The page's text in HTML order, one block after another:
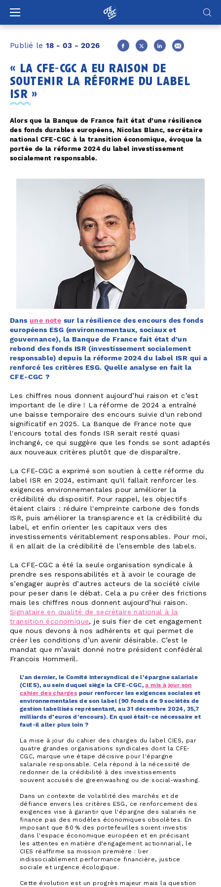
Publié le 18 - 03 - 2026
« la cfe-cgc a eu raison de
soutenir la réforme du label
isr »
Alors que la Banque de France fait état d’une résilience
des fonds durables européens, Nicolas Blanc, secrétaire
national CFE-CGC à la transition économique, évoque la
portée de la réforme 2024 du label investissement
socialement responsable.
Dans une note sur la résilience des encours des fonds
européens ESG (environnementaux, sociaux et
gouvernance), la Banque de France fait état d’un
rebond des fonds ISR (investissement socialement
responsable) depuis la réforme 2024 du label ISR qui a
renforcé les critères ESG. Quelle analyse en fait la
CFE-CGC ?
Les chiffres nous donnent aujourd’hui raison et c’est
important de le dire ! La réforme de 2024 a entraîné
une baisse temporaire des encours suivie d'un rebond
significatif en 2025. La Banque de France note que
l'encours total des fonds ISR serait resté quasi
inchangé, ce qui suggère que les fonds se sont adaptés
aux nouveaux critères plutôt que de disparaître.
La CFE-CGC a exprimé son soutien à cette réforme du
label ISR en 2024, estimant qu'il fallait renforcer les
exigences environnementales pour améliorer la
crédibilité du dispositif. Pour rappel, les objectifs
étaient clairs : réduire l'empreinte carbone des fonds
ISR, puis améliorer la transparence et la crédibilité du
label, et enfin orienter les capitaux vers des
investissements véritablement responsables. Pour moi,
il en allait de la crédibilité de l’ensemble des labels.
La CFE-CGC a été la seule organisation syndicale à
prendre ses responsabilités et à avoir le courage de
s’engager auprès d’autres acteurs de la société civile
pour peser dans le débat. Cela a pu créer des frictions
mais les chiffres nous donnent aujourd’hui raison.
Signataire en qualité de secrétaire national à la
transition économique, je suis fier de cet engagement
que nous devons à nos adhérents et qui permet de
créer les conditions d’un avenir désirable. C’est le
mandat que m’avait donné notre président confédéral
Francois Hommeril.
L’an dernier, le Comité intersyndical de l’épargne salariale
(CIES), au sein duquel siège la CFE-CGC,a mis à jour son
cahier des charges pour renforcer les exigences sociales et
environnementales de son label (90 fonds de 9 sociétés de
gestion labellisés représentant, au 31 décembre 2024, 35,7
milliards d’euros d’encours). En quoi était-ce nécessaire et
faut-il aller plus loin ?
La mise à jour du cahier des charges du label CIES, par
quatre grandes organisations syndicales dont la CFE-
CGC, marque une étape décisive pour l'épargne
salariale responsable. Cela répond à la nécessité de
redonner de la crédibilité à des investissements
souvent accusés de greenwashing ou de social-washing.
Dans un contexte de volatilité des marchés et de
défiance envers les critères ESG, ce renforcement des
exigences vise à garantir que l'épargne des salariés ne
finance pas des modèles économiques obsolètes. En
imposant que 80 % des portefeuilles soient investis
dans l'espace économique européen et en précisant
les attentes en matière d'engagement actionnarial, le
CIES réaffirme sa mission première : lier
indissociablement performance financière, justice
sociale et urgence écologique.
Cette évolution est un progrès majeur mais la question
Panneau de gestion des cookies